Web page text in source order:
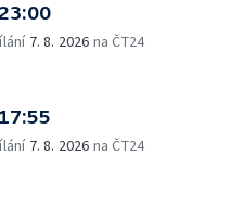
7. 8. 2026 na ČT24
7. 8. 2026 na ČT24